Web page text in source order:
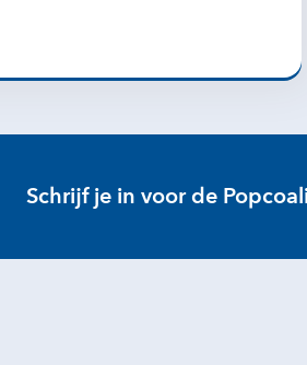
Schrijf je in voor de